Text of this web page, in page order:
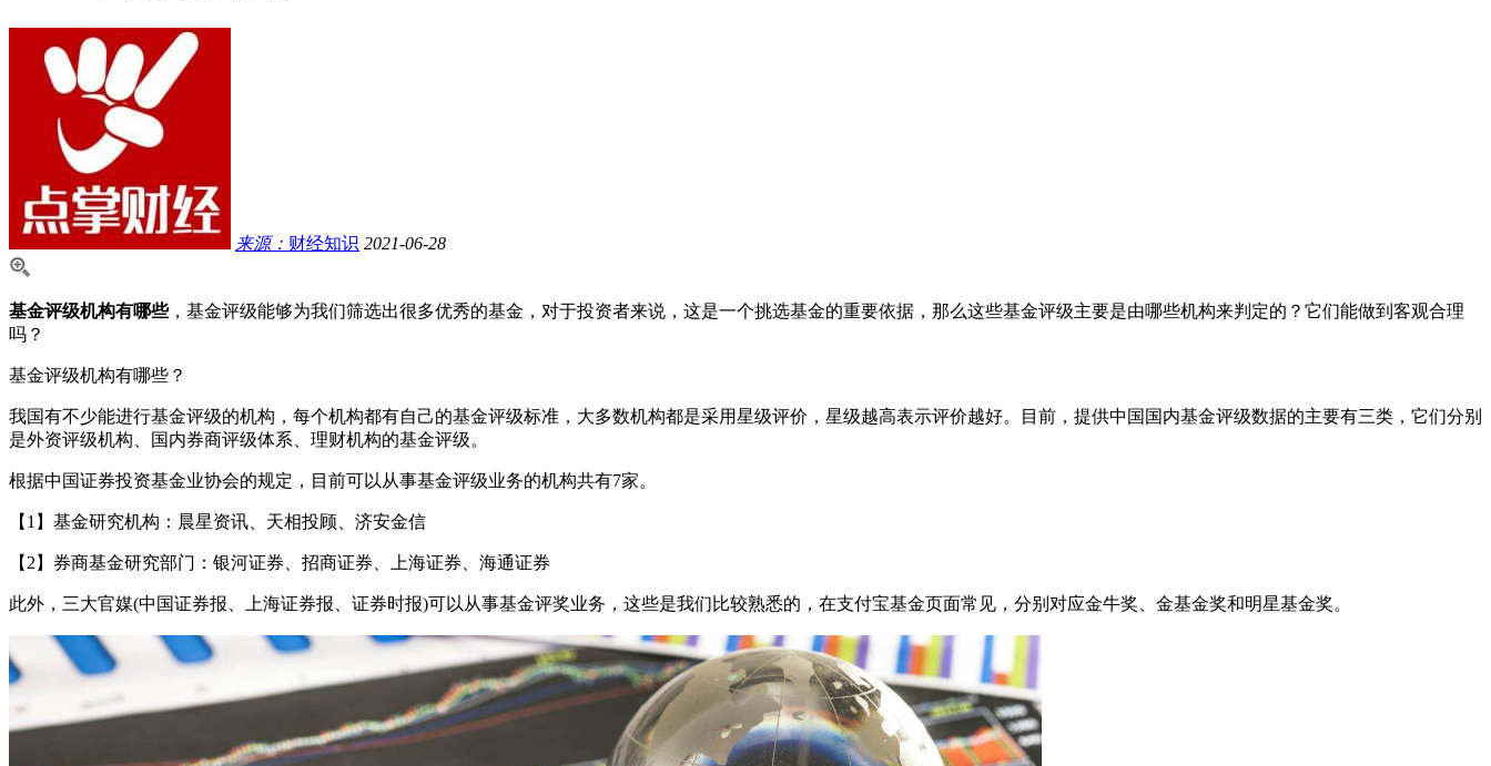
来源： 财经知识 2021-06-28
基金评级机构有哪些，基金评级能够为我们筛选出很多优秀的基金，对于投资者来说，这是一个挑选基金的重要依据，那么这些基金评级主要是由哪些机构来判定的？它们能做到客观合理
吗？
基金评级机构有哪些？
我国有不少能进行基金评级的机构，每个机构都有自己的基金评级标准，大多数机构都是采用星级评价，星级越高表示评价越好。目前，提供中国国内基金评级数据的主要有三类，它们分别
是外资评级机构、国内券商评级体系、理财机构的基金评级。
根据中国证券投资基金业协会的规定，目前可以从事基金评级业务的机构共有7家。
【1】基金研究机构：晨星资讯、天相投顾、济安金信
【2】券商基金研究部门：银河证券、招商证券、上海证券、海通证券
此外，三大官媒(中国证券报、上海证券报、证券时报)可以从事基金评奖业务，这些是我们比较熟悉的，在支付宝基金页面常见，分别对应金牛奖、金基金奖和明星基金奖。